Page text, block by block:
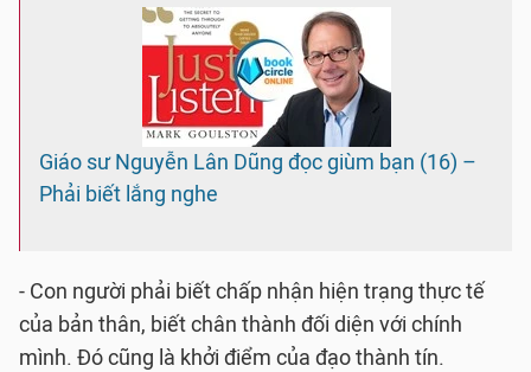
Giáo sư Nguyễn Lân Dũng đọc giùm bạn (16) –
Phải biết lắng nghe
- Con người phải biết chấp nhận hiện trạng thực tế
của bản thân, biết chân thành đối diện với chính
mình. Đó cũng là khởi điểm của đạo thành tín.